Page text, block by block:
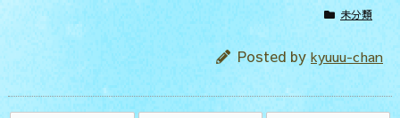
未分類
Posted by kyuuu-chan